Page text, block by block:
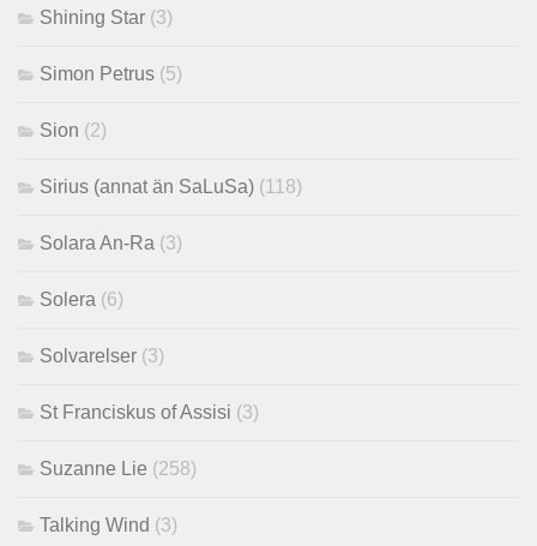
Shining Star (3)
Simon Petrus (5)
Sion (2)
Sirius (annat än SaLuSa) (118)
Solara An-Ra (3)
Solera (6)
Solvarelser (3)
St Franciskus of Assisi (3)
Suzanne Lie (258)
Talking Wind (3)